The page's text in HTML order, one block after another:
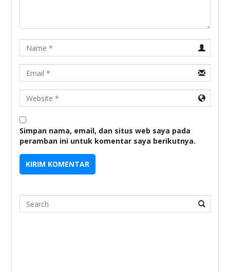
Name
Email
URL
Simpan nama, email, dan situs web saya pada
peramban ini untuk komentar saya berikutnya.
Search